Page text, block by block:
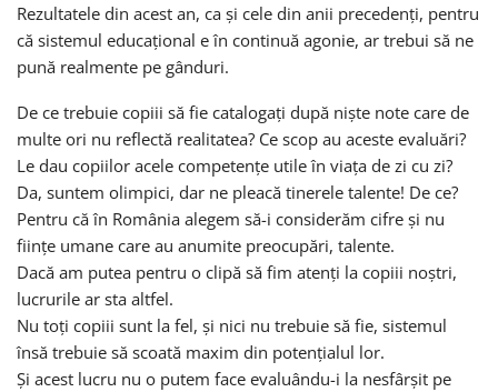
Rezultatele din acest an, ca și cele din anii precedenți, pentru
că sistemul educațional e în continuă agonie, ar trebui să ne
pună realmente pe gânduri.
De ce trebuie copiii să fie catalogați după niște note care de
multe ori nu reflectă realitatea? Ce scop au aceste evaluări?
Le dau copiilor acele competențe utile în viața de zi cu zi?
Da, suntem olimpici, dar ne pleacă tinerele talente! De ce?
Pentru că în România alegem să-i considerăm cifre și nu
ființe umane care au anumite preocupări, talente.
Dacă am putea pentru o clipă să fim atenți la copiii noștri,
lucrurile ar sta altfel.
Nu toți copiii sunt la fel, și nici nu trebuie să fie, sistemul
însă trebuie să scoată maxim din potențialul lor.
Și acest lucru nu o putem face evaluându-i la nesfârșit pe